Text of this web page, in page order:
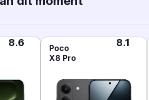
8.6
Poco
X8 Pro
8.1